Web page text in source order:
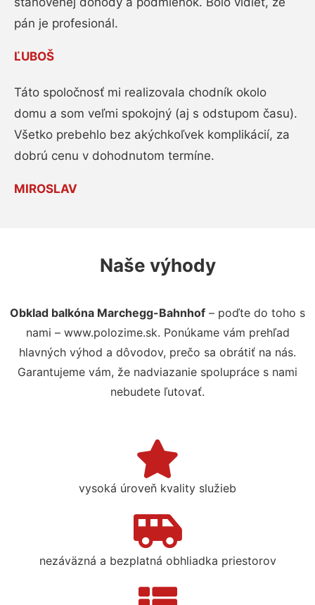
pán je profesionál.
ĽUBOŠ
Táto spoločnosť mi realizovala chodník okolo
domu a som veľmi spokojný (aj s odstupom času).
Všetko prebehlo bez akýchkoľvek komplikácií, za
dobrú cenu v dohodnutom termíne.
MIROSLAV
Naše výhody
Obklad balkóna Marchegg-Bahnhof – poďte do toho s
nami – www.polozime.sk. Ponúkame vám prehľad
hlavných výhod a dôvodov, prečo sa obrátiť na nás.
Garantujeme vám, že nadviazanie spolupráce s nami
nebudete ľutovať.
vysoká úroveň kvality služieb
nezáväzná a bezplatná obhliadka priestorov